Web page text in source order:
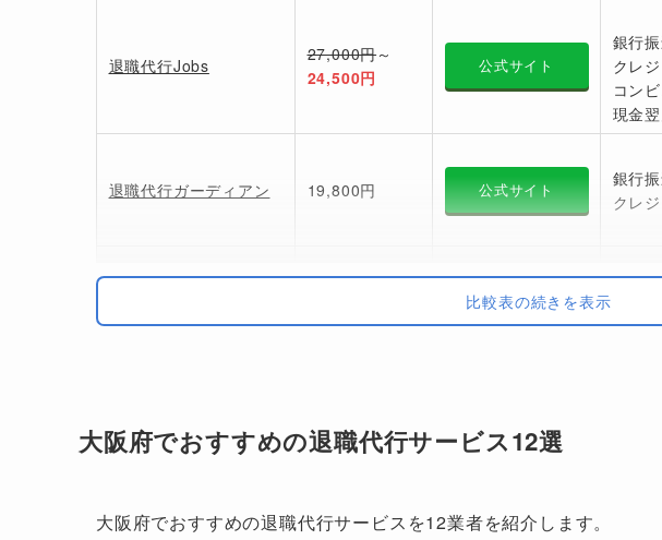
退職代行Jobs
27,000円～
24,500円
公式サイト
銀行
クレ
コン
現金
退職代行ガーディアン 19,800円 公式サイト
銀行
クレ
公式サイト
退職代行 即ヤメ 20,000円 公式サイト
比較表の続きを表示
大阪府でおすすめの退職代行サービス12選
大阪府でおすすめの退職代行サービスを12業者を紹介します。